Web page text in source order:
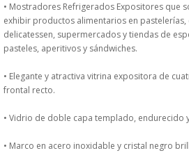
SERVICIO TECNICO
DONDE ESTAMOS
PRODUCTOS EN OFERTAS
ALMACEN Y TRANSPORTE
• Mostradores Refrigerados Expositores que
exhibir productos alimentarios en pastelerías,
delicatessen, supermercados y tiendas de
pasteles, aperitivos y sándwiches.
• Elegante y atractiva vitrina expositora de
frontal recto.
• Vidrio de doble capa templado, endurecido
• Marco en acero inoxidable y cristal negro